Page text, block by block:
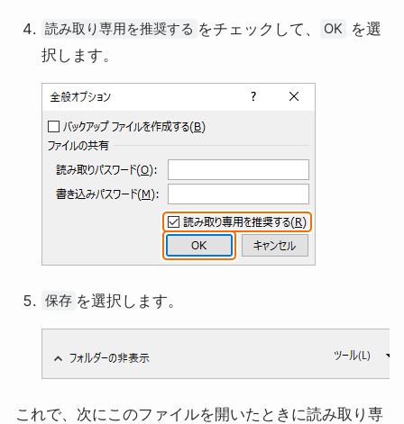
読み取り専用を推奨する をチェックして、 OK
を選
択します。
保存 を選択します。
これで、次にこのファイルを開いたときに読み取り専